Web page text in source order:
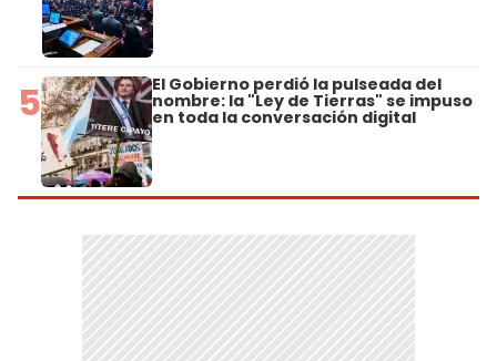
5 El Gobierno perdió la pulseada del
nombre: la "Ley de Tierras" se impuso
en toda la conversación digital